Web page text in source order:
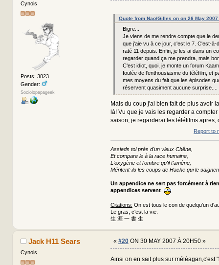
Cynois
Posts: 3823
Gender:
Sociolopapageek
Quote from Nao/Gilles on on 26 May 2007
Bigre...
Je viens de me rendre compte que le
que j'aie vu à ce jour, c'est le 7. C'est-à-
raté 11 depuis. Enfin, je les ai dans un
regarder quand ça me prendra, mais
C'est idiot, quoi, je monte un forum
foulée de l'enthousiasme du téléfilm, et
mes moyens du fait que les épisodes
réservent quasiment aucune surprise....
Mais du coup j'ai bien fait de plus avoir
là! Vu que je vais les regarder a
saison, je regarderai les téléfilms apres,
Report to
Assieds toi près d'un vieux Chêne,
Et compare le à la race humaine,
L'oxygène et l'ombre qu'il t'amène,
Méritent-ils les coups de Hache qui le
Un appendice ne sert pas forcément à
appendices servent
Citations: On est tous le con de quelqu'un
Le gras, c'est la vie.
生 涯 一 書 生
Jack H11 Sears
Cynois
« #20ON 30 MAY 2007 À 20H50 »
Ainsi on en sait plus sur méléagan,c'est